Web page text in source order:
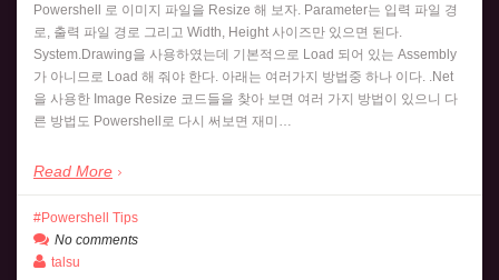
Powershell 로 이미지 파일을 Resize 해 보자. Parameter는 입력 파일 경
로, 출력 파일 경로 그리고 Width, Height 사이즈만 있으면 된다.
System.Drawing을 사용하였는데 기본적으로 Load 되어 있는 Assembly
가 아니므로 Load 해 줘야 한다. 아래는 여러가지 방법중 하나 이다. .Net
을 사용한 Image Resize 코드들을 찾아 보면 여러 가지 방법이 있으니 다
른 방법도 Powershell로 다시 써보면 재미…
Read More
Powershell Tips
No comments
talsu